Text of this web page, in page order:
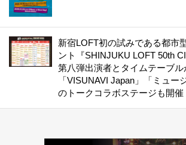
新宿LOFT初の試みである都市
ント『SHINJUKU LOFT 50th
第八弾出演者とタイムテーブル
「VISUNAVI Japan」「ミュー
のトークコラボステージも開催